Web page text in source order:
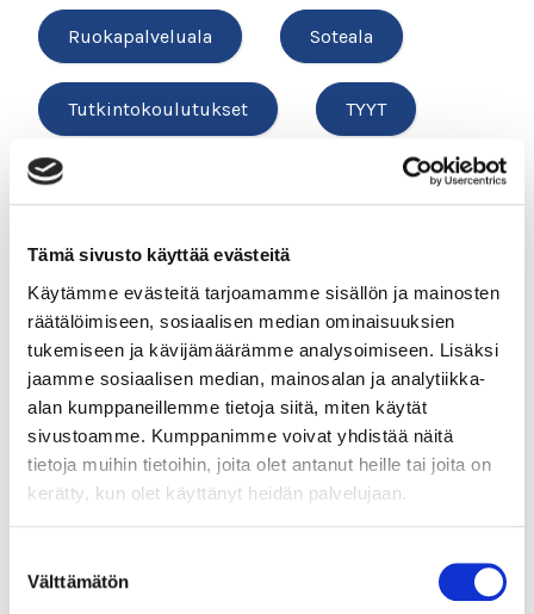
Tämä sivusto käyttää evästeitä
Käytämme evästeitä tarjoamamme sisällön ja mainosten
räätälöimiseen, sosiaalisen median ominaisuuksien
tukemiseen ja kävijämäärämme analysoimiseen. Lisäksi
jaamme sosiaalisen median, mainosalan ja analytiikka-
alan kumppaneillemme tietoja siitä, miten käytät
sivustoamme. Kumppanimme voivat yhdistää näitä
tietoja muihin tietoihin, joita olet antanut heille tai joita on
kerätty, kun olet käyttänyt heidän palvelujaan.
valinta
Välttämätön
Ruokapalveluala Soteala
Tutkintokoulutukset TYYT
Vastuullinen ruokapalveluala:
Johdanto
Johdanto vastuulliseen ruokapalvelualaan Tervetuloa
opiskelemaan vastuullista ruokapalvelualaa!
Vastuullisuus on olennainen osa ammattitaitoa
ruokapalvelualalla. Ammattikeittiöiden valinnat
Lue lisää